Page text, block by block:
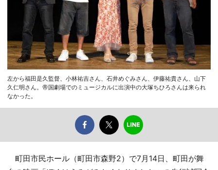
左から福田是久監督、小林祐吉さん、石井めぐみさん、伊藤祐貴さん、山下
久仁明さん。帝国劇場でのミュージカルに出演中の大塚ちひろさんは来られ
なかった。
町田市民ホール（町田市森野2）で7月14日、町田が舞